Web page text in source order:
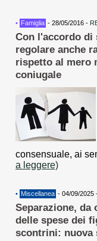
• Famiglia - 28/05/2016 -
Con l'accordo di
regolare anche
rispetto al mero
coniugale
consensuale, ai
a leggere)
• Miscellanea - 04/09/2025
Separazione,
delle spese dei
scontrini: nuova